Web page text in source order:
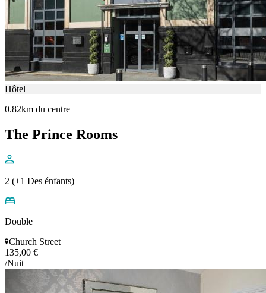
Hôtel
0.82km du centre
The Prince Rooms
2 (+1 Des énfants)
Double
Church Street
135,00 €
/Nuit